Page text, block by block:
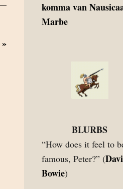
»
komma van
Marbe
BLURBS
“How does it feel to
famous, Peter?” (
Bowie)